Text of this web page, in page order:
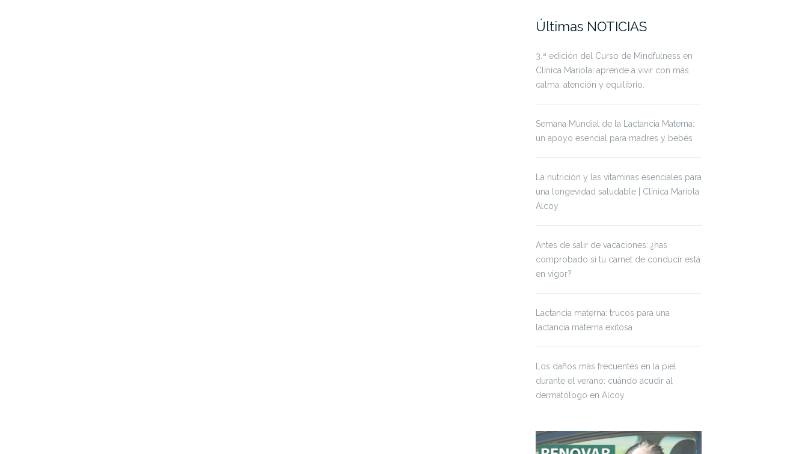
Últimas NOTICIAS
3.ª edición del Curso de Mindfulness en
Clínica Mariola: aprende a vivir con más
calma, atención y equilibrio.
Semana Mundial de la Lactancia Materna:
un apoyo esencial para madres y bebés
La nutrición y las vitaminas esenciales para
una longevidad saludable | Clínica Mariola
Alcoy
Antes de salir de vacaciones: ¿has
comprobado si tu carnet de conducir está
en vigor?
Lactancia materna: trucos para una
lactancia materna exitosa
Los daños más frecuentes en la piel
durante el verano: cuándo acudir al
dermatólogo en Alcoy